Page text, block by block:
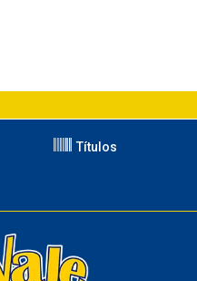
Títulos